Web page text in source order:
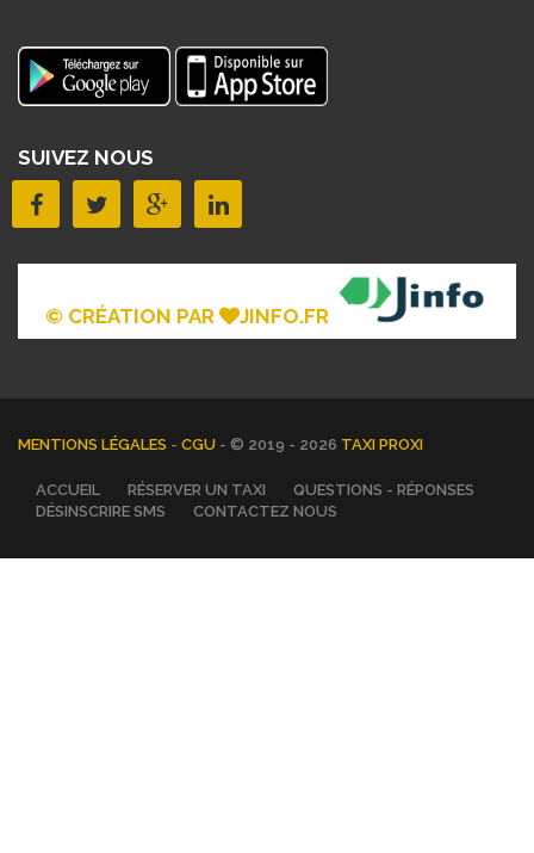
SUIVEZ NOUS
© CRÉATION PAR JINFO.FR
MENTIONS LÉGALES - CGU - © 2019 - 2026 TAXI PROXI
ACCUEIL RÉSERVER UN TAXI
QUESTIONS - RÉPONSES
DÉSINSCRIRE SMS
CONTACTEZ NOUS